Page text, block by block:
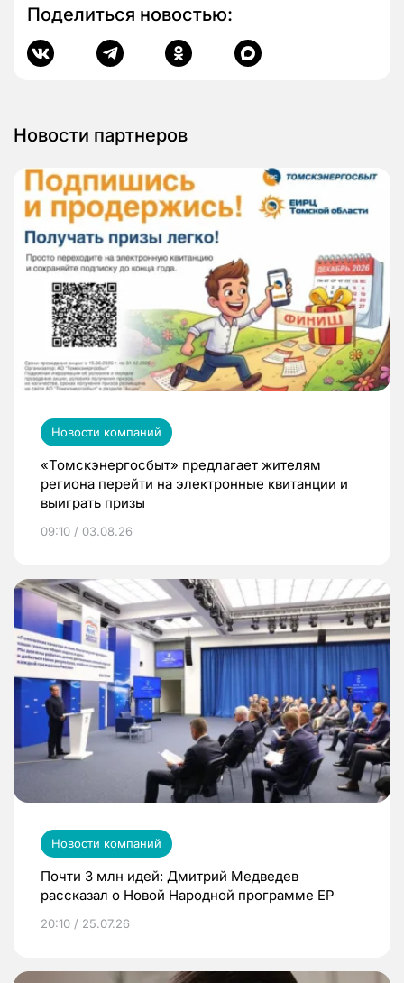
Поделиться новостью:
Новости партнеров
Новости компаний
«Томскэнергосбыт» предлагает жителям
региона перейти на электронные квитанции и
выиграть призы
09:10 / 03.08.26
Новости компаний
Почти 3 млн идей: Дмитрий Медведев
рассказал о Новой Народной программе ЕР
20:10 / 25.07.26